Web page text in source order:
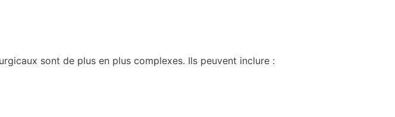
sont de plus en plus complexes. Ils peuvent inclure :